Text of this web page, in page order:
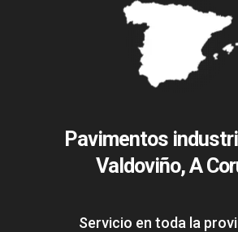
Pavimentos
Valdoviño, A
Servicio en toda la